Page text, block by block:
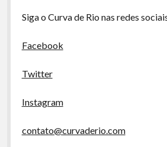
Siga o Curva de Rio nas redes
Facebook
Twitter
Instagram
contato@curvaderio.com